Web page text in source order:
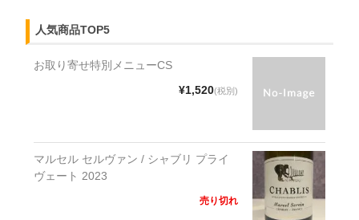
人気商品TOP5
お取り寄せ特別メニューCS
¥1,520(税別)
マルセル セルヴァン / シャブリ プライ
ヴェート 2023
売り切れ